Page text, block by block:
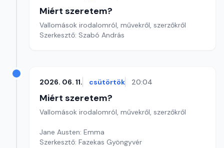
Miért szeretem?
Vallomások irodalomról, művekről, szerzőkről
Szerkesztő: Szabó András
2026. 06. 11. csütörtök 20:04
Miért szeretem?
Vallomások irodalomról, művekről, szerzőkről
Jane Austen: Emma
Szerkesztő: Fazekas Gyöngyvér